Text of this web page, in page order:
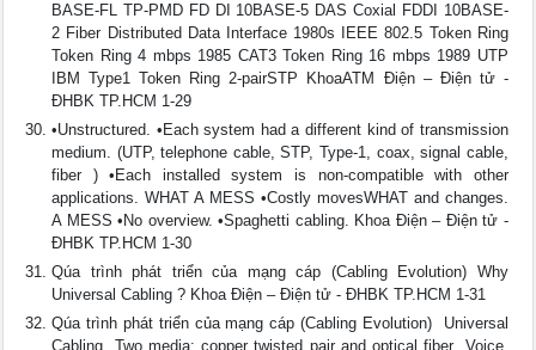
BASE-FL TP-PMD FD DI 10BASE-5 DAS Coxial FDDI 10BASE-
2 Fiber Distributed Data Interface 1980s IEEE 802.5 Token Ring
Token Ring 4 mbps 1985 CAT3 Token Ring 16 mbps 1989 UTP
IBM Type1 Token Ring 2-pairSTP KhoaATM Điện – Điện tử -
ĐHBK TP.HCM 1-29
•Unstructured. •Each system had a different kind of transmission
medium. (UTP, telephone cable, STP, Type-1, coax, signal cable,
fiber ) •Each installed system is non-compatible with other
applications. WHAT A MESS •Costly movesWHAT and changes.
A MESS •No overview. •Spaghetti cabling. Khoa Điện – Điện tử -
ĐHBK TP.HCM 1-30
Qúa trình phát triển của mạng cáp (Cabling Evolution) Why
Universal Cabling ? Khoa Điện – Điện tử - ĐHBK TP.HCM 1-31
Qúa trình phát triển của mạng cáp (Cabling Evolution)  Universal
Cabling  Two media: copper twisted pair and optical fiber  Voice,